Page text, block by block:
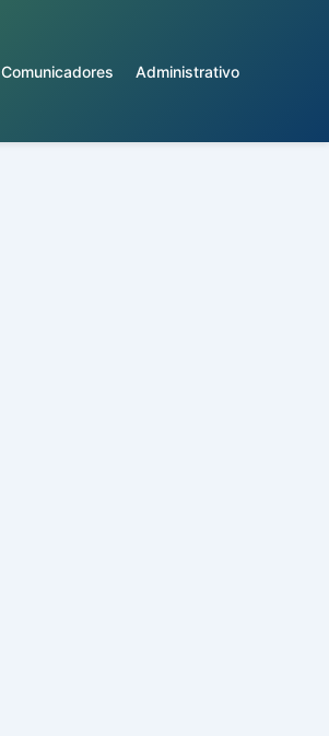
Comunicadores Administrativo